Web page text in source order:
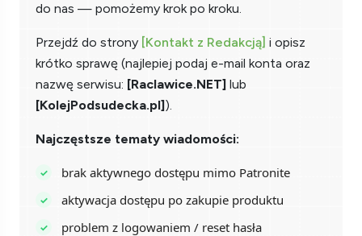
do nas — pomożemy krok po kroku.
Przejdź do strony [Kontakt z Redakcją] i opisz
krótko sprawę (najlepiej podaj e-mail konta oraz
nazwę serwisu: [Raclawice.NET] lub
[KolejPodsudecka.pl]).
Najczęstsze tematy wiadomości:
brak aktywnego dostępu mimo Patronite
aktywacja dostępu po zakupie produktu
problem z logowaniem / reset hasła